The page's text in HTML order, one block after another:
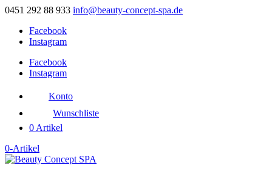
0451 292 88 933 info@beauty-concept-spa.de
Facebook
Instagram
Facebook
Instagram
Konto
Wunschliste
0 Artikel
0-Artikel